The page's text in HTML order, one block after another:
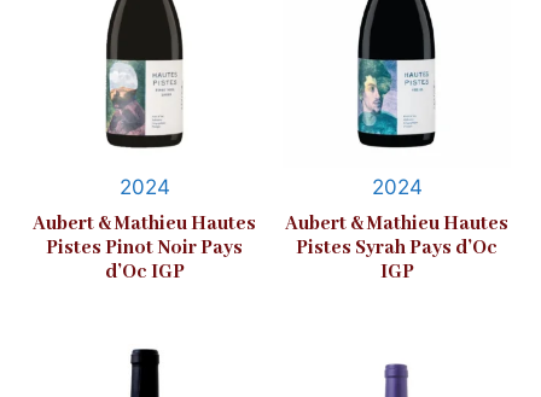
2024
Aubert & Mathieu Hautes
Pistes Pinot Noir Pays
d’Oc IGP
2024
Aubert & Mathieu Hautes
Pistes Syrah Pays d’Oc
IGP